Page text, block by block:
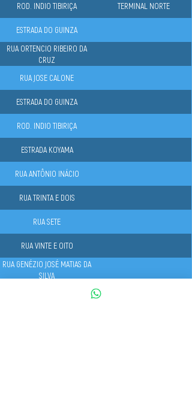
ROD. INDIO TIBIRIÇA TERMINAL NORTE
ESTRADA DO GUINZA
RUA ORTENCIO RIBEIRO DA
CRUZ
RUA JOSE CALONE
ESTRADA DO GUINZA
ROD. INDIO TIBIRIÇA
ESTRADA KOYAMA
RUA ANTÔNIO INÁCIO
RUA TRINTA E DOIS
RUA SETE
RUA VINTE E OITO
RUA GENÉZIO JOSÉ MATIAS DA
SILVA